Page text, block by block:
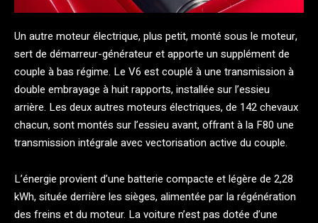
Un autre moteur électrique, plus petit, monté sous le moteur,
sert de démarreur-générateur et apporte un supplément de
couple à bas régime. Le V6 est couplé à une transmission à
double embrayage à huit rapports, installée sur l’essieu
arrière. Les deux autres moteurs électriques, de 142 chevaux
chacun, sont montés sur l’essieu avant, offrant à la F80 une
transmission intégrale avec vectorisation active du couple.
L’énergie provient d’une batterie compacte et légère de 2,28
kWh, située derrière les sièges, alimentée par la régénération
des freins et du moteur. La voiture n’est pas dotée d’une